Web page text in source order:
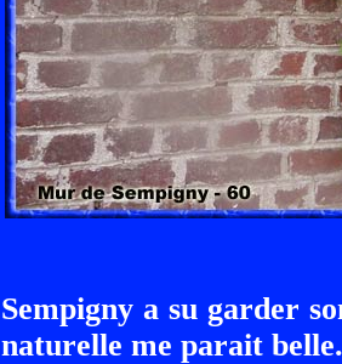
Sempigny a su garder
naturelle me parait